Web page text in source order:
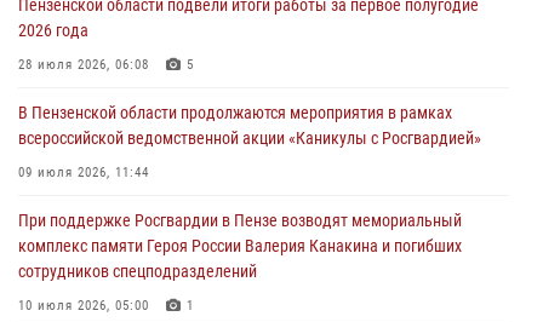
В Пензе при силовой поддержке Росгвардии пресечена
деятельность ОПГ, маскировавшейся под реабилитационный центр
4
В Управлении Росгвардии по Пензенской области подвели итоги
04 августа 2026, 06:08
Росгвардия обеспечила безопасность праздничных мероприятий в
День ВДВ в Пензе
Пензенской области подвели итоги работы за первое полугодие
2026 года
28 июля 2026, 06:08 5
В Пензенской области продолжаются мероприятия в рамках
всероссийской ведомственной акции «Каникулы с Росгвардией»
09 июля 2026, 11:44
При поддержке Росгвардии в Пензе возводят мемориальный
комплекс памяти Героя России Валерия Канакина и погибших
сотрудников спецподразделений
10 июля 2026, 05:00 1